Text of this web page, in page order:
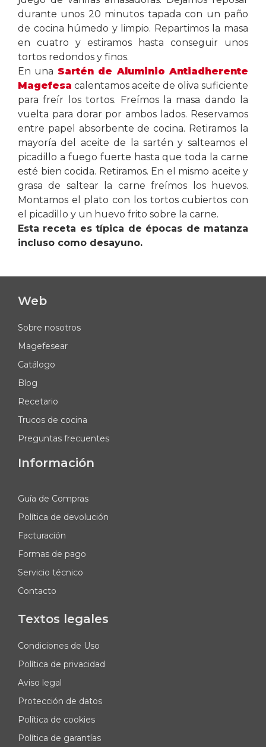
durante unos 20 minutos tapada con un paño
de cocina húmedo y limpio. Repartimos la masa
en cuatro y estiramos hasta conseguir unos
tortos redondos y finos.
En una Sartén de Aluminio Antiadherente
Magefesa calentamos aceite de oliva suficiente
para freír los tortos. Freímos la masa dando la
vuelta para dorar por ambos lados. Reservamos
entre papel absorbente de cocina. Retiramos la
mayoría del aceite de la sartén y salteamos el
picadillo a fuego fuerte hasta que toda la carne
esté bien cocida. Retiramos. En el mismo aceite y
grasa de saltear la carne freímos los huevos.
Montamos el plato con los tortos cubiertos con
el picadillo y un huevo frito sobre la carne.
Esta receta es típica de épocas de matanza
incluso como desayuno.
Web
Sobre nosotros
Magefesear
Catálogo
Blog
Recetario
Trucos de cocina
Preguntas frecuentes
Información
Guía de Compras
Política de devolución
Facturación
Formas de pago
Servicio técnico
Contacto
Textos legales
Condiciones de Uso
Política de privacidad
Aviso legal
Protección de datos
Política de cookies
Política de garantías